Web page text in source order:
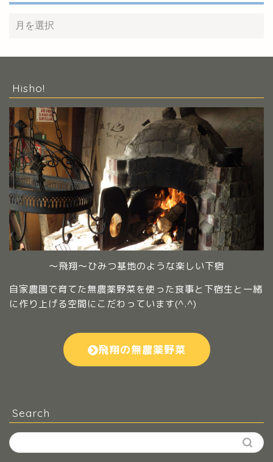
Hisho!
～飛翔～ひみつ基地のような楽しい下宿
自家農園で育てた無農薬野菜を使った食事と下宿生と一緒
に作り上げる空間にこだわっています(^.^)
飛翔の無農薬野菜
Search